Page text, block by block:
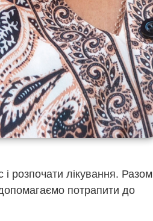
розпочати лікування. Разом
потрапити до